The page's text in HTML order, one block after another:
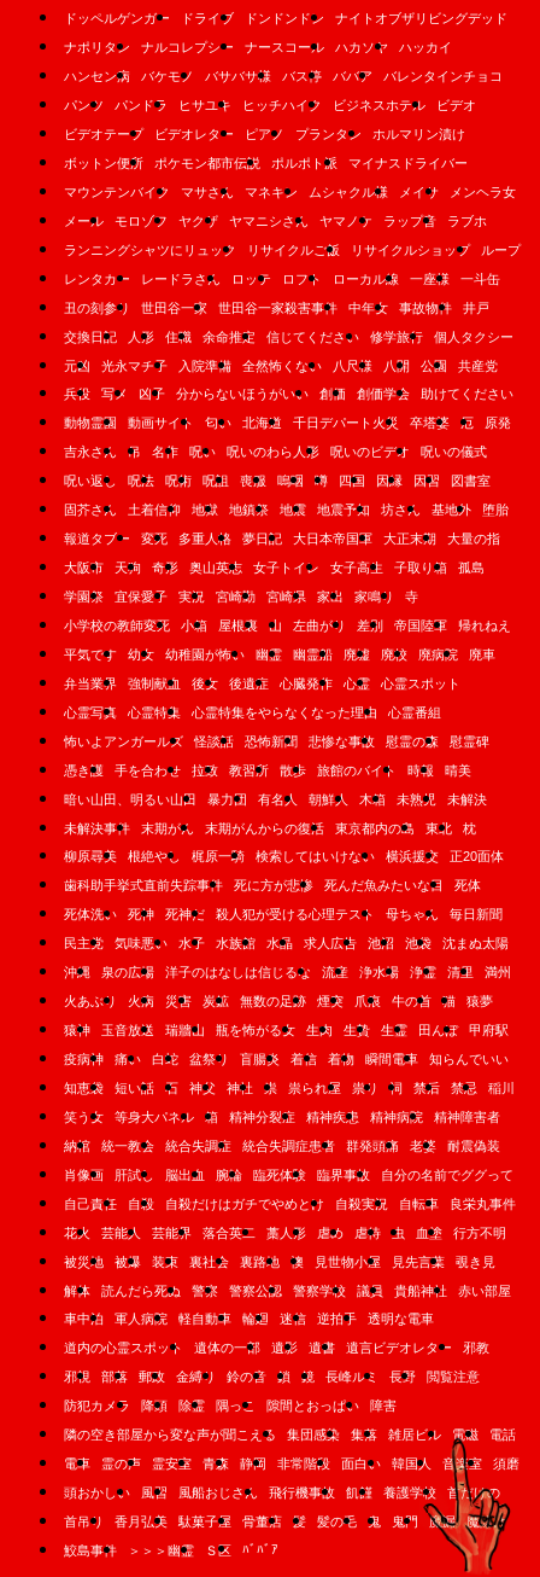
ドッペルゲンガー
ドライブ ドンドンドン
ナイトオブザリビングデッド
ナポリタン
ナルコレプシー ナースコール ハカソヤ
ハッカイ
ハンセン病
バケモノ バサバサ様 バス停 ババア
バレンタインチョコ
パンツ
パンドラ ヒサユキ ヒッチハイク ビジネスホテル
ビデオ
ビデオテープ
ビデオレター ピアノ プランタン
ホルマリン漬け
ボットン便所
ポケモン都市伝説 ポルポト派
マイナスドライバー
マウンテンバイク
マサさん マネキン ムシャクル様 メイサ
メンヘラ女
メール
モロゾフ ヤクザ ヤマニシさん ヤマノケ ラップ音
ラブホ
ランニングシャツにリュック
リサイクルご飯 リサイクルショップ
ループ
レンタカー
レードラさん ロッテ ロフト ローカル線 一座様
一斗缶
丑の刻参り
世田谷一家 世田谷一家殺害事件 中年女 事故物件
井戸
交換日記
人形 住職 余命推定 信じてください 修学旅行
個人タクシー
元凶
光永マチ子 入院準備 全然怖くない 八尺様 八開 公園
共産党
兵役
写メ 凶子 分からないほうがいい 創価 創価学会
助けてください
動物霊園
動画サイト 匂い 北海道 千日デパート火災 卒塔婆 厄
原発
吉永さん
吊 名作 呪い 呪いのわら人形 呪いのビデオ
呪いの儀式
呪い返し
呪法 呪術 呪詛 喪服 嗚咽 噂 四国 因縁 因習
図書室
固芥さん
土着信仰 地獄 地鎮祭 地震 地震予知 坊さん 基地外
堕胎
報道タブー
変死 多重人格 夢日記 大日本帝国軍 大正末期
大量の指
大阪市
天狗 奇形 奥山英志 女子トイレ 女子高生 子取り箱
孤島
学園祭
宜保愛子 実況 宮崎勤 宮崎県 家出 家鳴り
寺
小学校の教師変死
小箱 屋根裏 山 左曲がり 差別 帝国陸軍
帰れねえ
平気です
幼女 幼稚園が怖い 幽霊 幽霊船 廃墟 廃校 廃病院
廃車
弁当業界
強制献血 後女 後遺症 心臓発作 心霊
心霊スポット
心霊写真
心霊特集 心霊特集をやらなくなった理由
心霊番組
怖いよアンガールズ
怪談話 恐怖新聞 悲惨な事故 慰霊の森
慰霊碑
憑き護
手を合わせ 拉致 教習所 散歩 旅館のバイト 時報
晴美
暗い山田、明るい山田
暴力団 有名人 朝鮮人 木箱 未熟児
未解決
未解決事件
末期がん 末期がんからの復活 東京都内の島 東北
枕
柳原尋美
根絶やし 梶原一騎 検索してはいけない 横浜援交
正20面体
歯科助手挙式直前失踪事件
死に方が悲惨 死んだ魚みたいな目
死体
死体洗い
死神 死神だ 殺人犯が受ける心理テスト 母ちゃん
毎日新聞
民主党
気味悪い 水子 水族館 水晶 求人広告 池沼 池袋
沈まぬ太陽
沖縄
泉の広場 洋子のはなしは信じるな 流産 浄水場 浄霊 清里
満州
火あぶり
火病 災害 炭鉱 無数の足跡 煙突 爪痕 牛の首 猫
猿夢
猿神
玉音放送 瑞牆山 瓶を怖がる女 生肉 生贄 生霊 田んぼ
甲府駅
疫病神
痛い 白蛇 盆祭り 盲腸炎 着信 着物 瞬間電車
知らんでいい
知恵袋
短い話 石 神父 神社 祟 祟られ屋 祟り 祠 禁后 禁忌
稲川
笑う女
等身大パネル 箱 精神分裂症 精神疾患 精神病院
精神障害者
納棺
統一教会 統合失調症 統合失調症患者 群発頭痛 老婆
耐震偽装
肖像画
肝試し 脳出血 腕輪 臨死体験 臨界事故
自分の名前でググって
自己責任
自殺 自殺だけはガチでやめとけ 自殺実況 自転車
良栄丸事件
花火
芸能人 芸能界 落合英二 藁人形 虐め 虐待 虫 血塗
行方不明
被災地
被爆 装束 裏社会 裏路地 襖 見世物小屋 見先言葉
覗き見
解体
読んだら死ぬ 警察 警察公認 警察学校 議員 貴船神社
赤い部屋
車中泊
軍人病院 軽自動車 輪廻 迷信 逆拍手
透明な電車
道内の心霊スポット
遺体の一部 遺影 遺書 遺言ビデオレター
邪教
邪視
部落 郵政 金縛り 鈴の音 鎖 鏡 長峰ルミ 長野
閲覧注意
防犯カメラ
降頭 除霊 隅っこ 隙間とおっぱい
障害
隣の空き部屋から変な声が聞こえる
集団感染 集落 雑居ビル 電磁
電話
電車
霊の声 霊安室 青森 静岡 非常階段 面白い 韓国人 音楽室
須磨
頭おかしい
風習 風船おじさん 飛行機事故 飢饉 養護学校
首だけの
首吊り
香月弘美 駄菓子屋 骨董店 髪 髪の毛 鬼 鬼門 魔漏
魔除け
鮫島事件
＞＞＞幽霊 Ｓ区 ﾊﾞﾊﾞｱ